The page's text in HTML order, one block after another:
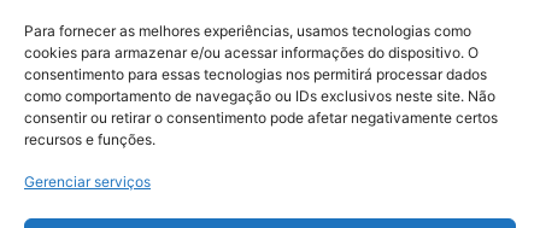
Para fornecer as melhores experiências, usamos tecnologias como
cookies para armazenar e/ou acessar informações do dispositivo. O
consentimento para essas tecnologias nos permitirá processar dados
como comportamento de navegação ou IDs exclusivos neste site. Não
consentir ou retirar o consentimento pode afetar negativamente certos
recursos e funções.
Gerenciar serviços
Resíduos Sólidos
05/08/2026
© 2026, Todos os direitos reservados | Desenvolvido por:
Digital Business| Hospedado por:NP Publicidade